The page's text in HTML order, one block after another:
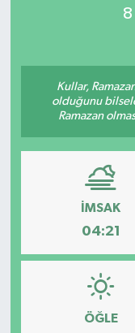
Kullar,
olduğunu
Ramazan
İMSAK
04:21
ÖĞLE
SAĞLIK
SİYASET
GÜNCEL
YAŞAM